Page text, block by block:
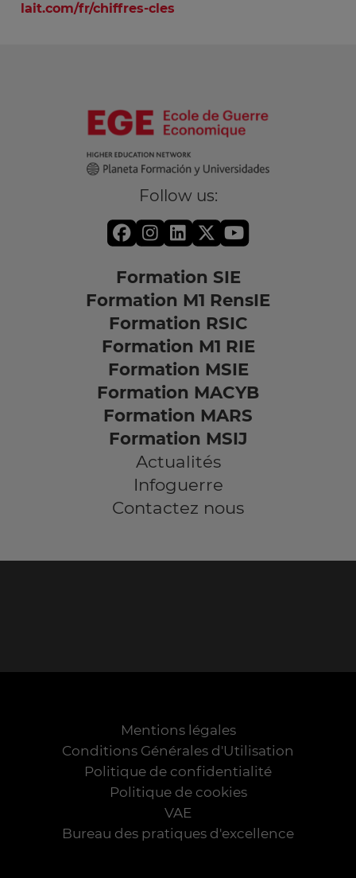
lait.com/fr/chiffres-cles
Follow us:
Formation SIE
Formation M1 RensIE
Formation RSIC
Formation M1 RIE
Formation MSIE
Formation MACYB
Formation MARS
Formation MSIJ
Actualités
Infoguerre
Contactez nous
Mentions légales
Conditions Générales d'Utilisation
Politique de confidentialité
Politique de cookies
VAE
Bureau des pratiques d'excellence